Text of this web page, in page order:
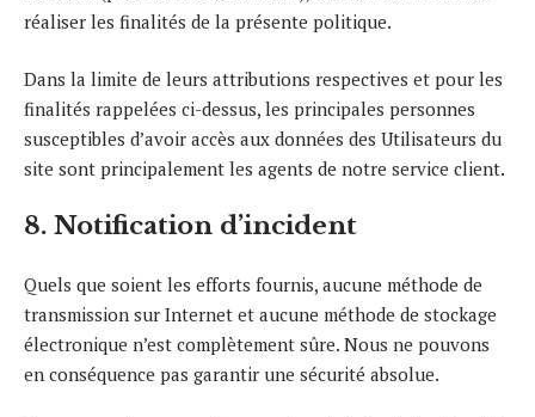
réaliser les finalités de la présente politique.
Dans la limite de leurs attributions respectives et pour les
finalités rappelées ci-dessus, les principales personnes
susceptibles d’avoir accès aux données des Utilisateurs du
site sont principalement les agents de notre service client.
8. Notification d’incident
Quels que soient les efforts fournis, aucune méthode de
transmission sur Internet et aucune méthode de stockage
électronique n’est complètement sûre. Nous ne pouvons
en conséquence pas garantir une sécurité absolue.